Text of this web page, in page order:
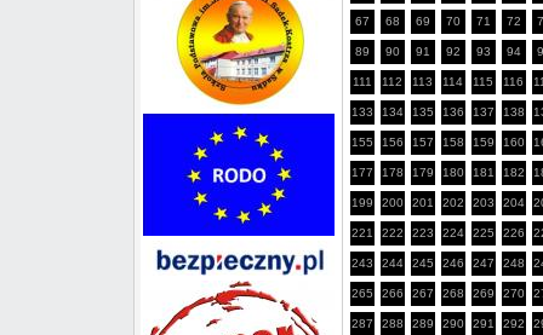
67 68 69 70 71 72
89 90 91 92 93 94
111 112 113 114 115 116
133 134 135 136 137 138
155 156 157 158 159 160
177 178 179 180 181 182
199 200 201 202 203 204
221 222 223 224 225 226
243 244 245 246 247 248
265 266 267 268 269 270
287 288 289 290 291 292